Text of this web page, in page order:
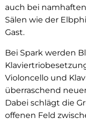
auch bei
Sälen wie der
Gast.
Bei Spark werden
Violoncello und
überraschend
Dabei schlägt die
offenen Feld